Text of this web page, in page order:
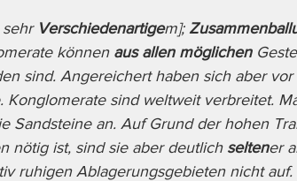
sehr Verschiedenartigem];
können aus allen möglichen
sind. Angereichert haben sich aber vor
Konglomerate sind weltweit verbreitet.
Sandsteine an. Auf Grund der hohen
nötig ist, sind sie aber deutlich seltener
ruhigen Ablagerungsgebieten nicht auf.